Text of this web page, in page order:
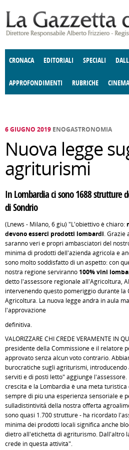
CRONACA EDITORIALI SPECIALI
APPROFONDIMENTI
E SPETTACOLI POLITICA
RUBRICHE
DELLE IDEE FATTI DELLO SPIRITO CCCVA
CINEMA
6 GIUGNO 2019 ENOGASTRONOMIA
Nuova legge
agriturismi
In Lombardia ci sono 1688 strutture
di Sondrio
(Lnews - Milano, 6 giu) "L'obiettivo è chiaro:
devono esserci prodotti lombardi. Grazie
saranno veri e propri ambasciatori del
minima di prodotti dell'azienda agricola e
sono molto soddisfatto di un aspetto: con
nostra regione serviranno100% vini
detto l'assessore regionale all'Agricoltura,
intervenendo questo pomeriggio durante la
Agricoltura. La nuova legge andrà in aula
l'approvazione
definitiva.
VALORIZZARE CHI CREDE VERAMENTE IN
presidente della Commissione e il relatore
approvato senza alcun voto contrario.
burocratiche sugli agriturismi,
serviti e di posti letto" aggiunge
crescita e la Lombardia è una meta
sempre di più una esperienza sensoriale e
sulladistintivitá della nostra offerta
sono quasi 1.700 strutture - ha ricordato
minima dei prodotti locali significa anche
dietro all'etichetta di agriturismo. Dall'altro
crede in questa attività".